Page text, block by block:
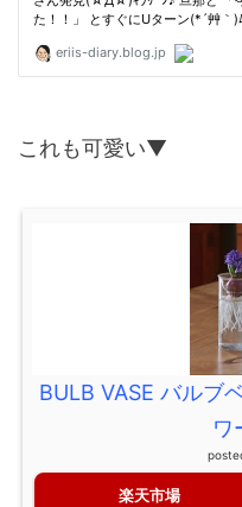
これも可愛い▼
BULB VASE バルブ
ワ
楽天市場